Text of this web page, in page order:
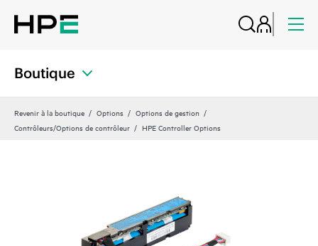
Boutique
Revenir à la boutique Options
Options de gestion
Contrôleurs/Options de contrôleur
HPE Controller Options